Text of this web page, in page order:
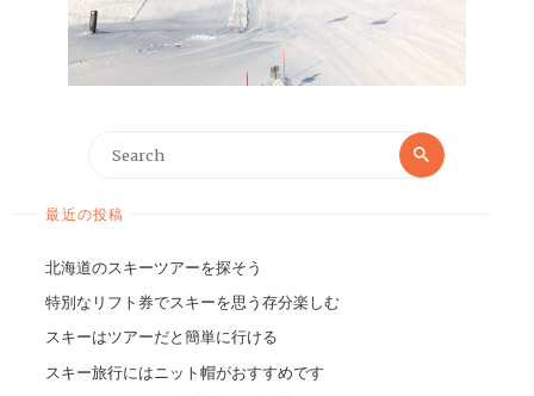
最近の投稿
北海道のスキーツアーを探そう
特別なリフト券でスキーを思う存分楽しむ
スキーはツアーだと簡単に行ける
スキー旅行にはニット帽がおすすめです